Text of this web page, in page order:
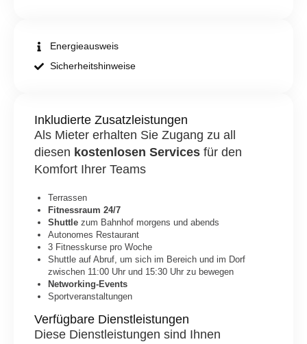
Energieausweis
Sicherheitshinweise
Inkludierte Zusatzleistungen
Als Mieter erhalten Sie Zugang zu all
diesen kostenlosen Services für den
Komfort Ihrer Teams
Terrassen
Fitnessraum 24/7
Shuttle zum Bahnhof morgens und abends
Autonomes Restaurant
3 Fitnesskurse pro Woche
Shuttle auf Abruf, um sich im Bereich und im Dorf
zwischen 11:00 Uhr und 15:30 Uhr zu bewegen
Networking-Events
Sportveranstaltungen
Verfügbare Dienstleistungen
Diese Dienstleistungen sind Ihnen